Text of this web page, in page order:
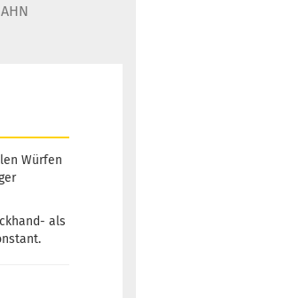
Würfen
als